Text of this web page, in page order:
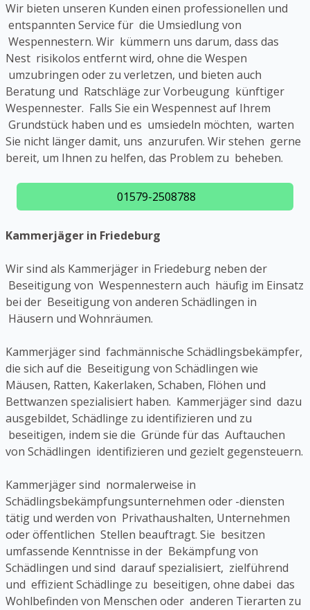
Wir bieten unseren Kunden einen professionellen und
entspannten Service für die Umsiedlung von
Wespennestern. Wir kümmern uns darum, dass das
Nest risikolos entfernt wird, ohne die Wespen
umzubringen oder zu verletzen, und bieten auch
Beratung und Ratschläge zur Vorbeugung künftiger
Wespennester. Falls Sie ein Wespennest auf Ihrem
Grundstück haben und es umsiedeln möchten, warten
Sie nicht länger damit, uns anzurufen. Wir stehen gerne
bereit, um Ihnen zu helfen, das Problem zu beheben.
01579-2508788
Kammerjäger in Friedeburg
Wir sind als Kammerjäger in Friedeburg neben der
Beseitigung von Wespennestern auch häufig im Einsatz
bei der Beseitigung von anderen Schädlingen in
Häusern und Wohnräumen.
Kammerjäger sind fachmännische Schädlingsbekämpfer,
die sich auf die Beseitigung von Schädlingen wie
Mäusen, Ratten, Kakerlaken, Schaben, Flöhen und
Bettwanzen spezialisiert haben. Kammerjäger sind dazu
ausgebildet, Schädlinge zu identifizieren und zu
beseitigen, indem sie die Gründe für das Auftauchen
von Schädlingen identifizieren und gezielt gegensteuern.
Kammerjäger sind normalerweise in
Schädlingsbekämpfungsunternehmen oder -diensten
tätig und werden von Privathaushalten, Unternehmen
oder öffentlichen Stellen beauftragt. Sie besitzen
umfassende Kenntnisse in der Bekämpfung von
Schädlingen und sind darauf spezialisiert, zielführend
und effizient Schädlinge zu beseitigen, ohne dabei das
Wohlbefinden von Menschen oder anderen Tierarten zu